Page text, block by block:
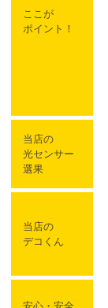
ここが
ポイント！
当店の
光センサー
選果
当店の
デコくん